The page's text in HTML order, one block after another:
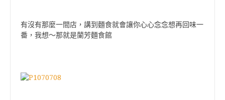
有沒有那麼一間店，講到麵食就會讓你心心念念想再回味一
番，我想～那就是蘭芳麵食館